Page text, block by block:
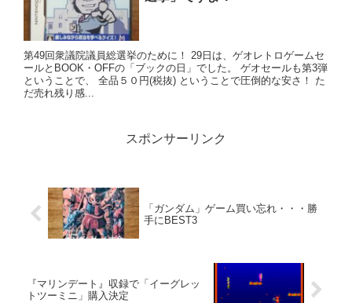
第49回衆議院議員総選挙のために！ 29日は、ゲオレトロゲームセ
ールとBOOK・OFFの「ブックの日」でした。 ゲオセールも第3弾
ということで、 全品５０円(税抜) ということで圧倒的な安さ！ た
だ売れ残り感...
スポンサーリンク
「ガンダム」ゲーム買い忘れ・・・勝
手にBEST3
『マリンデート』収録で「イーグレッ
トツーミニ」購入決定